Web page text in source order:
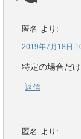
匿名 より:
2019年7月18日
特定の場合だ
返信
匿名 より: